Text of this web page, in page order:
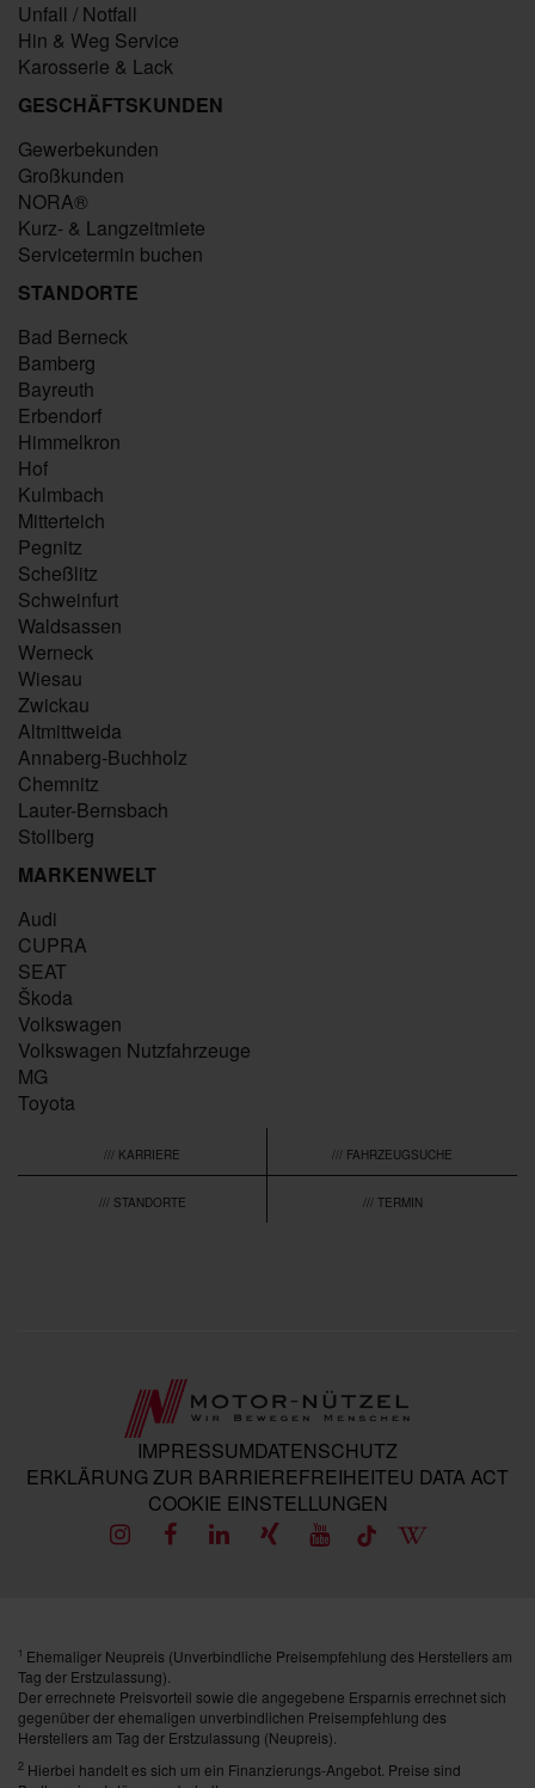
Unfall / Notfall
Hin & Weg Service
Karosserie & Lack
GESCHÄFTSKUNDEN
Gewerbekunden
Großkunden
NORA®
Kurz- & Langzeitmiete
Servicetermin buchen
STANDORTE
Bad Berneck
Bamberg
Bayreuth
Erbendorf
Himmelkron
Hof
Kulmbach
Mitterteich
Pegnitz
Scheßlitz
Schweinfurt
Waldsassen
Werneck
Wiesau
Zwickau
Altmittweida
Annaberg-Buchholz
Chemnitz
Lauter-Bernsbach
Stollberg
MARKENWELT
Audi
CUPRA
SEAT
Škoda
Volkswagen
Volkswagen Nutzfahrzeuge
MG
Toyota
/// KARRIERE /// FAHRZEUGSUCHE
/// STANDORTE /// TERMIN
IMPRESSUMDATENSCHUTZ
ERKLÄRUNG ZUR BARRIEREFREIHEITEU DATA ACT
COOKIE EINSTELLUNGEN
1 Ehemaliger Neupreis (Unverbindliche Preisempfehlung des Herstellers am
Tag der Erstzulassung).
Der errechnete Preisvorteil sowie die angegebene Ersparnis errechnet sich
gegenüber der ehemaligen unverbindlichen Preisempfehlung des
Herstellers am Tag der Erstzulassung (Neupreis).
2 Hierbei handelt es sich um ein Finanzierungs-Angebot. Preise sind